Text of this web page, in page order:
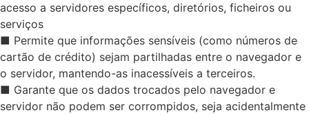
acesso a servidores específicos, diretórios, ficheiros ou
serviços
■ Permite que informações sensíveis (como números de
cartão de crédito) sejam partilhadas entre o navegador e
o servidor, mantendo-as inacessíveis a terceiros.
■ Garante que os dados trocados pelo navegador e
servidor não podem ser corrompidos, seja acidentalmente